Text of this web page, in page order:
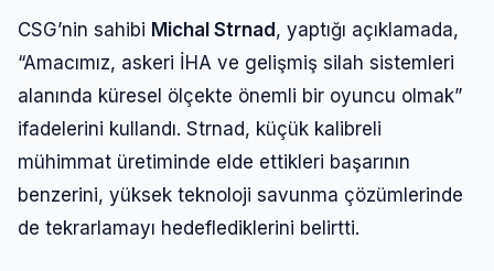
CSG’nin sahibi Michal Strnad, yaptığı açıklamada,
“Amacımız, askeri İHA ve gelişmiş silah sistemleri
alanında küresel ölçekte önemli bir oyuncu olmak”
ifadelerini kullandı. Strnad, küçük kalibreli
mühimmat üretiminde elde ettikleri başarının
benzerini, yüksek teknoloji savunma çözümlerinde
de tekrarlamayı hedeflediklerini belirtti.